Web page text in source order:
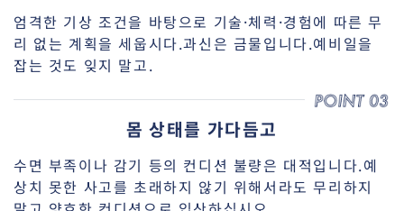
엄격한 기상 조건을 바탕으로 기술·체력·경험에 따른 무
리 없는 계획을 세웁시다.과신은 금물입니다.예비일을
잡는 것도 잊지 말고.
몸 상태를 가다듬고
수면 부족이나 감기 등의 컨디션 불량은 대적입니다.예
상치 못한 사고를 초래하지 않기 위해서라도 무리하지